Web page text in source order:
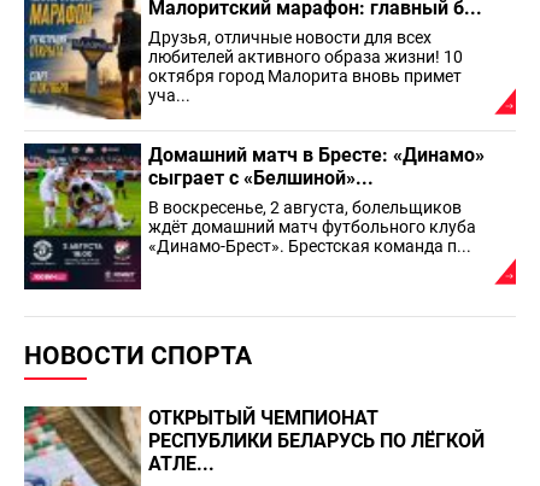
Малоритский марафон: главный б...
Друзья, отличные новости для всех
любителей активного образа жизни! 10
октября город Малорита вновь примет
уча...
Домашний матч в Бресте: «Динамо»
сыграет с «Белшиной»...
В воскресенье, 2 августа, болельщиков
ждёт домашний матч футбольного клуба
«Динамо-Брест». Брестская команда п...
НОВОСТИ СПОРТА
ОТКРЫТЫЙ ЧЕМПИОНАТ
РЕСПУБЛИКИ БЕЛАРУСЬ ПО ЛЁГКОЙ
АТЛЕ...